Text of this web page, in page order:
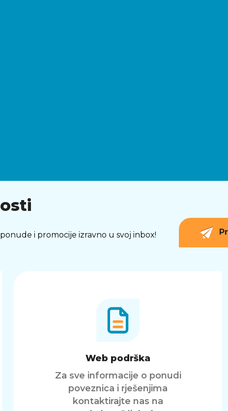
i promocije izravno u svoj inbox!
Web podrška
Za sve informacije o ponudi
poveznica i rješenjima
kontaktirajte nas na